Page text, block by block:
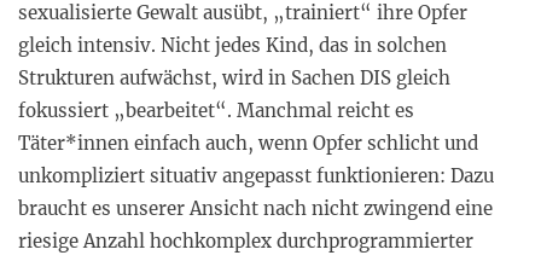
sexualisierte Gewalt ausübt, „trainiert“ ihre Opfer
gleich intensiv. Nicht jedes Kind, das in solchen
Strukturen aufwächst, wird in Sachen DIS gleich
fokussiert „bearbeitet“. Manchmal reicht es
Täter*innen einfach auch, wenn Opfer schlicht und
unkompliziert situativ angepasst funktionieren: Dazu
braucht es unserer Ansicht nach nicht zwingend eine
riesige Anzahl hochkomplex durchprogrammierter